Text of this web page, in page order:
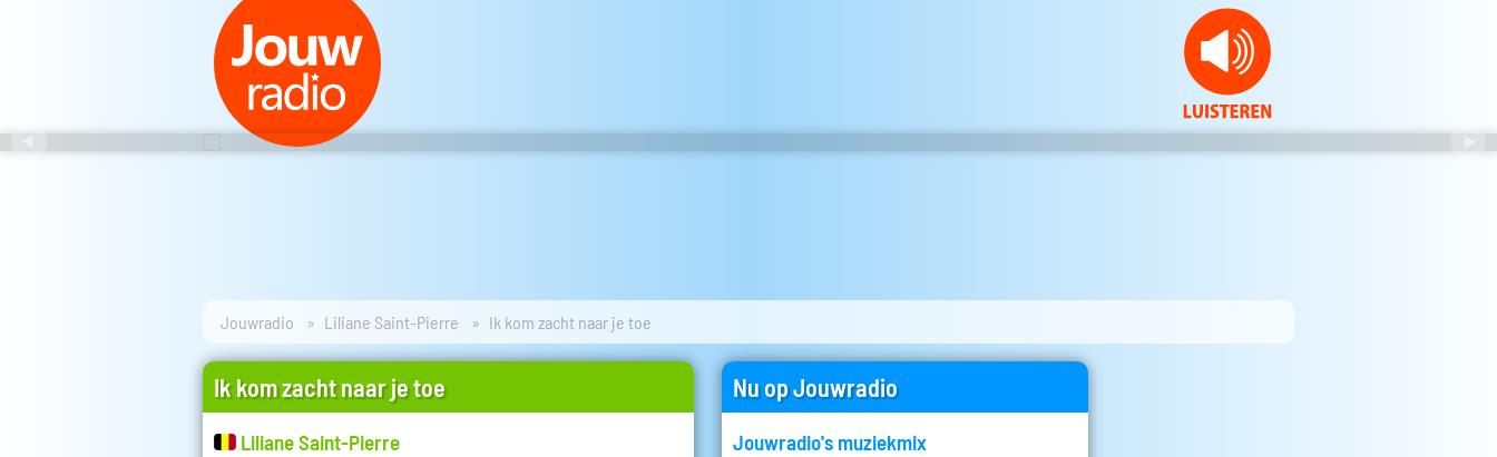
Jouwradio Liliane Saint-Pierre Ik kom zacht naar je toe
Ik kom zacht naar je toe
Liliane Saint-Pierre
Nu op Jouwradio
Jouwradio's muziekmix